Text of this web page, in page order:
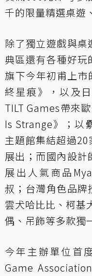
千的限量精選桌遊
除了獨立遊戲與
典區還有各種好玩
旗下今年初甫上市
終星痕》，以及
TILT Games帶來
Is Strange》；以
主題館集結超過
展出；而國內設
展出人氣商品
叔；台灣角色品牌
雲犬哈比比、柯基
偶、吊飾等多款獨
今年主辦單位首
Game